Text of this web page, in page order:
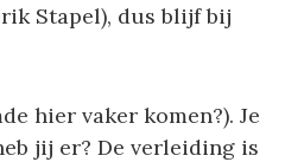
Stapel), dus blijf bij
hier vaker komen?). Je
jij er? De verleiding is